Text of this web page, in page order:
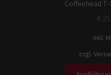
Coffeehead
€
inkl.
zzgl.